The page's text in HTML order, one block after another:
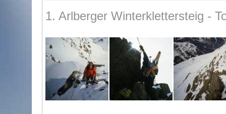
1. Arlberger Winterklettersteig -